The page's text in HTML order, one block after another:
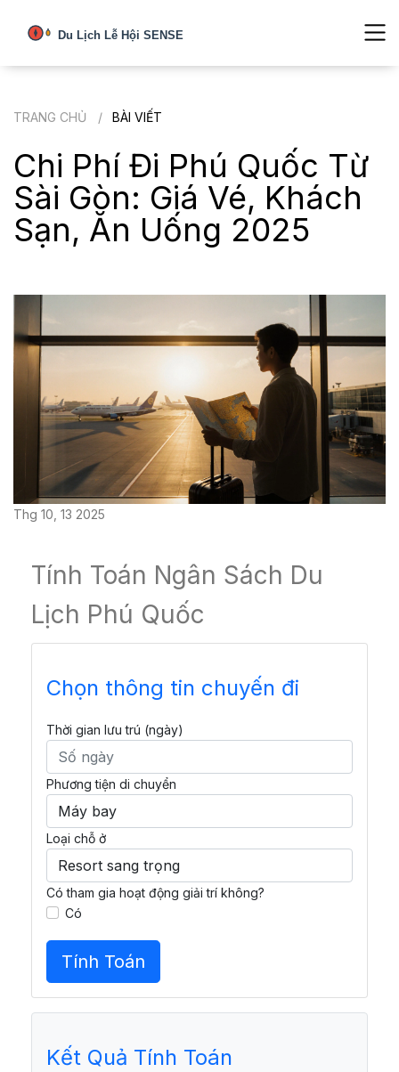
TRANG CHỦ BÀI VIẾT
Chi Phí Đi Phú Quốc Từ
Sài Gòn: Giá Vé, Khách
Sạn, Ăn Uống 2025
Thg 10, 13 2025
Tính Toán Ngân Sách Du
Lịch Phú Quốc
Chọn thông tin chuyến đi
Thời gian lưu trú (ngày)
Phương tiện di chuyển
Loại chỗ ở
Có tham gia hoạt động giải trí không?
Có
Tính Toán
Kết Quả Tính Toán